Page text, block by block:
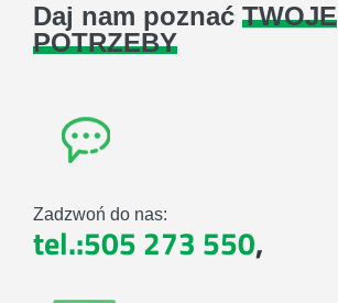
Daj nam poznać TWOJE
POTRZEBY
Zadzwoń do nas:
tel.:505 273 550,